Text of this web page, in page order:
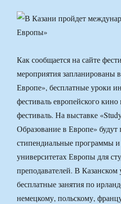
Как сообщается на сайте
мероприятия запланированы
Европе», бесплатные уроки
фестиваль европейского
фестиваль. На выставке
Образование в Европе» будут
стипендиальные программы
университетах Европы для
преподавателей. В Казанском
бесплатные занятия по
немецкому, польскому,